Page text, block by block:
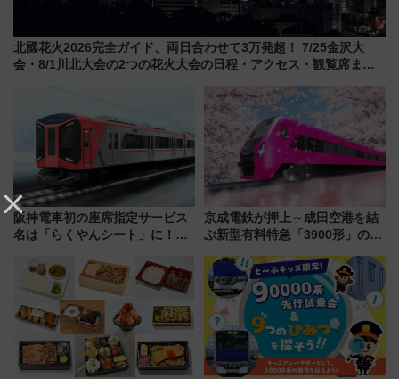
北國花火2026完全ガイド、両日合わせて3万発超！ 7/25金沢大
会・8/1川北大会の2つの花火大会の日程・アクセス・観覧席まと
阪神電車初の座席指定サービス
名は「らくやんシート」に！新
を快適移動
京成電鉄が押上～成田空港を結
ぶ新型有料特急「3900形」のコ
募集も実施